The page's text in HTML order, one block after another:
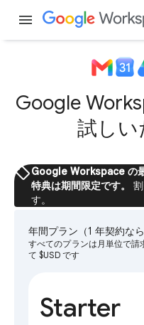
menu
Google
試し
sellGoogle Workspace の
特典は期間限定です。
す。
年間プラン （1 年契約なら
すべてのプランは月単位で請
て $USD です
Starter